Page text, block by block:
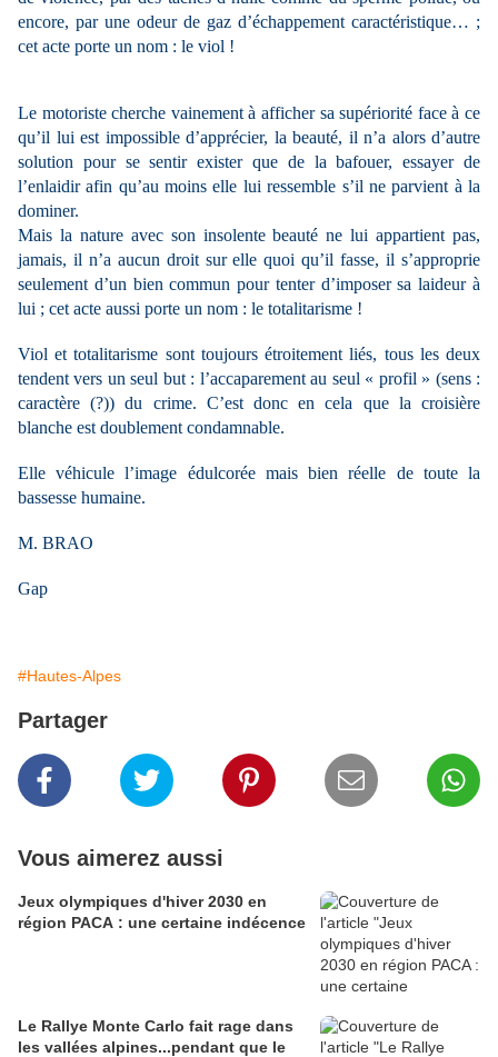
encore, par une odeur de gaz d’échappement caractéristique… ;
cet acte porte un nom : le viol !
Le motoriste cherche vainement à afficher sa supériorité face à ce
qu’il lui est impossible d’apprécier, la beauté, il n’a alors d’autre
solution pour se sentir exister que de la bafouer, essayer de
l’enlaidir afin qu’au moins elle lui ressemble s’il ne parvient à la
dominer.
Mais la nature avec son insolente beauté ne lui appartient pas,
jamais, il n’a aucun droit sur elle quoi qu’il fasse, il s’approprie
seulement d’un bien commun pour tenter d’imposer sa laideur à
lui ; cet acte aussi porte un nom : le totalitarisme !
Viol et totalitarisme sont toujours étroitement liés, tous les deux
tendent vers un seul but : l’accaparement au seul « profil » (sens :
caractère (?)) du crime. C’est donc en cela que la croisière
blanche est doublement condamnable.
Elle véhicule l’image édulcorée mais bien réelle de toute la
bassesse humaine.
M. BRAO
Gap
#Hautes-Alpes
Partager
Vous aimerez aussi
Jeux olympiques d'hiver 2030 en
région PACA : une certaine indécence
Le Rallye Monte Carlo fait rage dans
les vallées alpines...pendant que le